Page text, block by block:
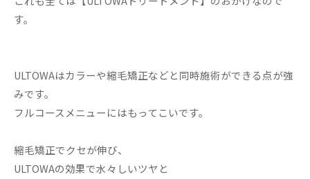
す。
ULTOWAはカラーや縮毛矯正などと同時施術ができる点が強
みです。
フルコースメニューにはもってこいです。
縮毛矯正でクセが伸び、
ULTOWAの効果で水々しいツヤと